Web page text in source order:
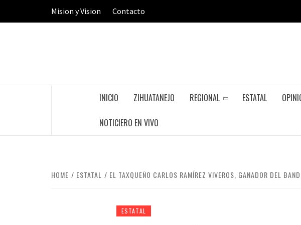
Mision y Vision Contacto
INICIO ZIHUATANEJO REGIONAL ESTATAL
NOTICIERO EN VIVO
HOME ESTATAL EL TAXQUEÑO CARLOS RAMÍREZ VIVEROS, GANADOR DEL
ESTATAL